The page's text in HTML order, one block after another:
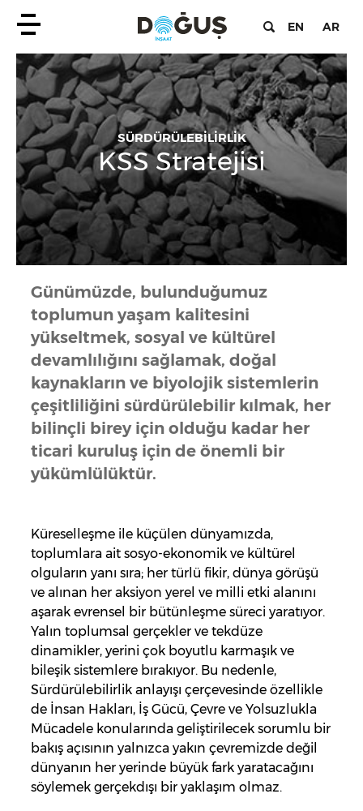
EN AR
SÜRDÜRÜLEBİLİRLİK
KSS Stratejisi
Günümüzde, bulunduğumuz
toplumun yaşam kalitesini
yükseltmek, sosyal ve kültürel
devamlılığını sağlamak, doğal
kaynakların ve biyolojik sistemlerin
çeşitliliğini sürdürülebilir kılmak, her
bilinçli birey için olduğu kadar her
ticari kuruluş için de önemli bir
yükümlülüktür.
Küreselleşme ile küçülen dünyamızda,
toplumlara ait sosyo-ekonomik ve kültürel
olguların yanı sıra; her türlü fikir, dünya görüşü
ve alınan her aksiyon yerel ve milli etki alanını
aşarak evrensel bir bütünleşme süreci yaratıyor.
Yalın toplumsal gerçekler ve tekdüze
dinamikler, yerini çok boyutlu karmaşık ve
bileşik sistemlere bırakıyor. Bu nedenle,
Sürdürülebilirlik anlayışı çerçevesinde özellikle
de İnsan Hakları, İş Gücü, Çevre ve Yolsuzlukla
Mücadele konularında geliştirilecek sorumlu bir
bakış açısının yalnızca yakın çevremizde değil
dünyanın her yerinde büyük fark yaratacağını
söylemek gerçekdışı bir yaklaşım olmaz.